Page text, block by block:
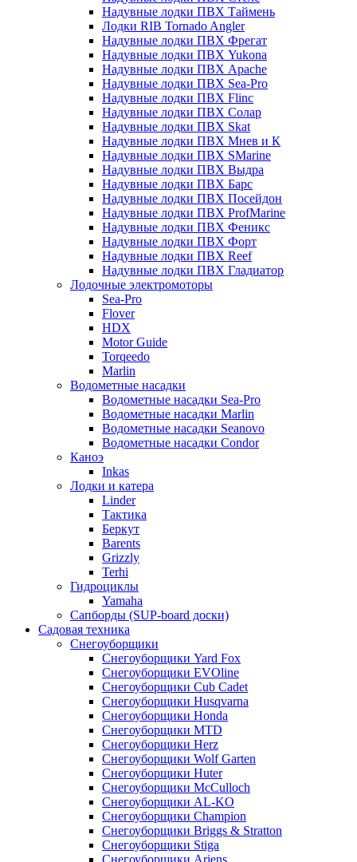
Надувные лодки ПВХ Таймень
Лодки RIB Tornado Angler
Надувные лодки ПВХ Фрегат
Надувные лодки ПВХ Yukona
Надувные лодки ПВХ Apache
Надувные лодки ПВХ Sea-Pro
Надувные лодки ПВХ Flinc
Надувные лодки ПВХ Солар
Надувные лодки ПВХ Skat
Надувные лодки ПВХ Мнев и К
Надувные лодки ПВХ SMarine
Надувные лодки ПВХ Выдра
Надувные лодки ПВХ Барс
Надувные лодки ПВХ Посейдон
Надувные лодки ПВХ ProfMarine
Надувные лодки ПВХ Феникс
Надувные лодки ПВХ Форт
Надувные лодки ПВХ Reef
Надувные лодки ПВХ Гладиатор
Лодочные электромоторы
Sea-Pro
Flover
HDX
Motor Guide
Torqeedo
Marlin
Водометные насадки
Водометные насадки Sea-Pro
Водометные насадки Marlin
Водометные насадки Seanovo
Водометные насадки Condor
Каноэ
Inkas
Лодки и катера
Linder
Тактика
Беркут
Barents
Grizzly
Terhi
Гидроциклы
Yamaha
Сапборды (SUP-board доски)
Садовая техника
Снегоуборщики
Снегоуборщики Yard Fox
Снегоуборщики EVOline
Снегоуборщики Cub Cadet
Снегоуборщики Husqvarna
Снегоуборщики Honda
Снегоуборщики MTD
Снегоуборщики Herz
Снегоуборщики Wolf Garten
Снегоуборщики Huter
Снегоуборщики McCulloch
Снегоуборщики AL-KO
Снегоуборщики Champion
Снегоуборщики Briggs & Stratton
Снегоуборщики Stiga
Снегоуборщики Ariens